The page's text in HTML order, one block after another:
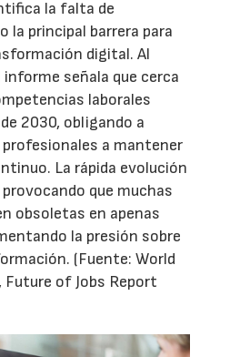
la falta de
la principal barrera para
digital. Al
señala que cerca
laborales
2030, obligando a
a mantener
La rápida evolución
que muchas
obsoletas en apenas
la presión sobre
(Fuente: World
Future of Jobs Report